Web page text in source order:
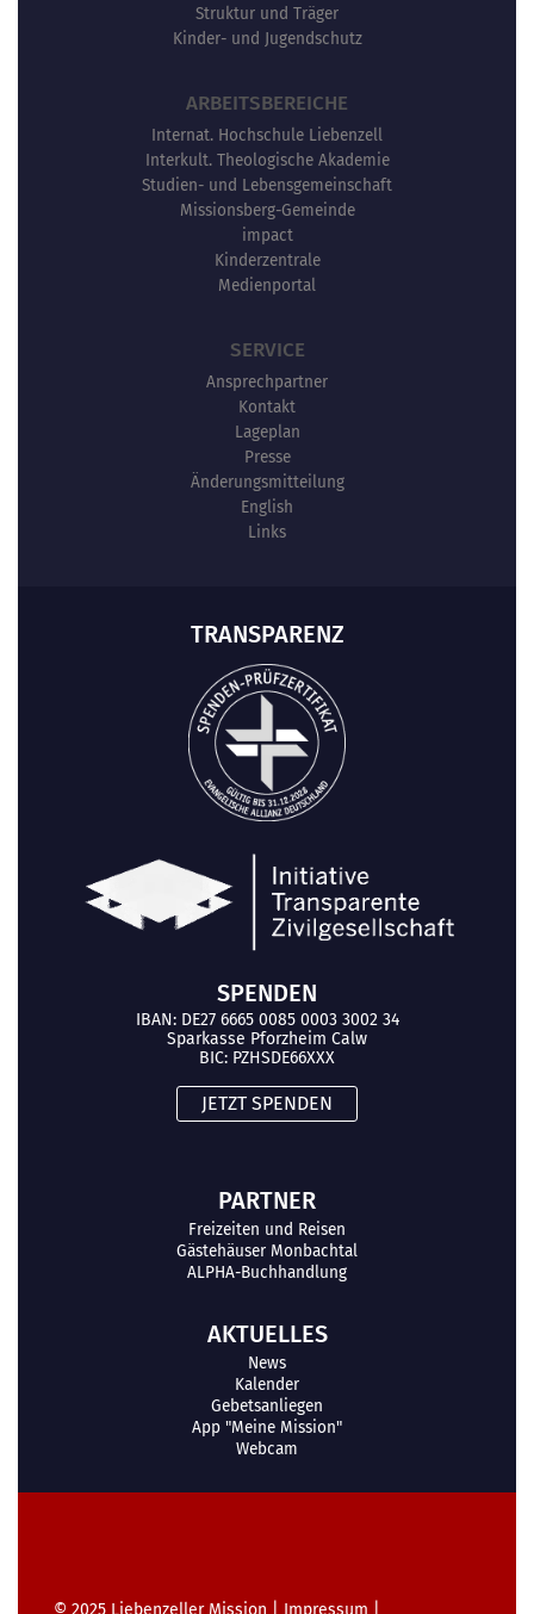
Struktur und Träger
Kinder- und Jugendschutz
ARBEITSBEREICHE
Internat. Hochschule Liebenzell
Interkult. Theologische Akademie
Studien- und Lebensgemeinschaft
Missionsberg-Gemeinde
impact
Kinderzentrale
Medienportal
SERVICE
Ansprechpartner
Kontakt
Lageplan
Presse
Änderungsmitteilung
English
Links
TRANSPARENZ
SPENDEN
IBAN: DE27 6665 0085 0003 3002 34
Sparkasse Pforzheim Calw
BIC: PZHSDE66XXX
JETZT SPENDEN
PARTNER
Freizeiten und Reisen
Gästehäuser Monbachtal
ALPHA-Buchhandlung
AKTUELLES
News
Kalender
Gebetsanliegen
App "Meine Mission"
Webcam
© 2025 Liebenzeller Mission Impressum